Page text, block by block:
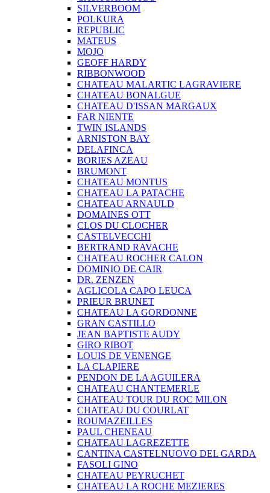
SILVERBOOM
POLKURA
REPUBLIC
MATEUS
MOJO
GEOFF HARDY
RIBBONWOOD
CHATEAU MALARTIC LAGRAVIERE
CHATEAU BONALGUE
CHATEAU D'ISSAN MARGAUX
FAR NIENTE
TWIN ISLANDS
ARNISTON BAY
DELAFINCA
BORIES AZEAU
BRUMONT
CHATEAU MONTUS
CHATEAU LA PATACHE
CHATEAU ARNAULD
DOMAINES OTT
CLOS DU CLOCHER
CASTELVECCHI
BERTRAND RAVACHE
CHATEAU ROCHER CALON
DOMINIO DE CAIR
DR. ZENZEN
AGLICOLA CAPO LEUCA
PRIEUR BRUNET
CHATEAU LA GORDONNE
GRAN CASTILLO
JEAN BAPTISTE AUDY
GIRO RIBOT
LOUIS DE VENENGE
LA CLAPIERE
PENDON DE LA AGUILERA
CHATEAU CHANTEMERLE
CHATEAU TOUR DU ROC MILON
CHATEAU DU COURLAT
ROUMAZEILLES
PAUL CHENEAU
CHATEAU LAGREZETTE
CANTINA CASTELNUOVO DEL GARDA
FASOLI GINO
CHATEAU PEYRUCHET
CHATEAU LA ROCHE MEZIERES